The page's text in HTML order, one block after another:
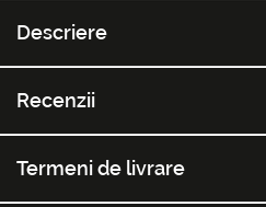
Descriere
Recenzii
Termeni de livrare